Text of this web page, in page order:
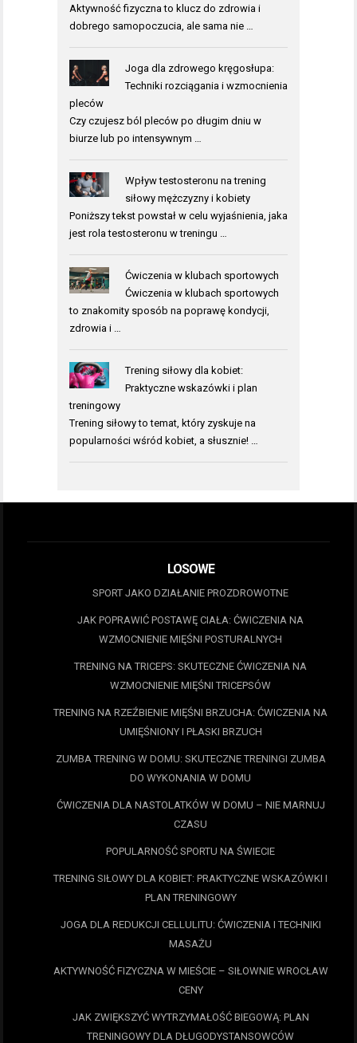
Aktywność fizyczna to klucz do zdrowia i
dobrego samopoczucia, ale sama nie …
Joga dla zdrowego kręgosłupa:
Techniki rozciągania i wzmocnienia
pleców
Czy czujesz ból pleców po długim dniu w
biurze lub po intensywnym …
Wpływ testosteronu na trening
siłowy mężczyzny i kobiety
Poniższy tekst powstał w celu wyjaśnienia, jaka
jest rola testosteronu w treningu …
Ćwiczenia w klubach sportowych
Ćwiczenia w klubach sportowych
to znakomity sposób na poprawę kondycji,
zdrowia i …
Trening siłowy dla kobiet:
Praktyczne wskazówki i plan
treningowy
Trening siłowy to temat, który zyskuje na
popularności wśród kobiet, a słusznie! …
LOSOWE
SPORT JAKO DZIAŁANIE PROZDROWOTNE
JAK POPRAWIĆ POSTAWĘ CIAŁA: ĆWICZENIA NA
WZMOCNIENIE MIĘŚNI POSTURALNYCH
TRENING NA TRICEPS: SKUTECZNE ĆWICZENIA NA
WZMOCNIENIE MIĘŚNI TRICEPSÓW
TRENING NA RZEŹBIENIE MIĘŚNI BRZUCHA: ĆWICZENIA NA
UMIĘŚNIONY I PŁASKI BRZUCH
ZUMBA TRENING W DOMU: SKUTECZNE TRENINGI ZUMBA
DO WYKONANIA W DOMU
ĆWICZENIA DLA NASTOLATKÓW W DOMU – NIE MARNUJ
CZASU
POPULARNOŚĆ SPORTU NA ŚWIECIE
TRENING SIŁOWY DLA KOBIET: PRAKTYCZNE WSKAZÓWKI I
PLAN TRENINGOWY
JOGA DLA REDUKCJI CELLULITU: ĆWICZENIA I TECHNIKI
MASAŻU
AKTYWNOŚĆ FIZYCZNA W MIEŚCIE – SIŁOWNIE WROCŁAW
CENY
JAK ZWIĘKSZYĆ WYTRZYMAŁOŚĆ BIEGOWĄ: PLAN
TRENINGOWY DLA DŁUGODYSTANSOWCÓW